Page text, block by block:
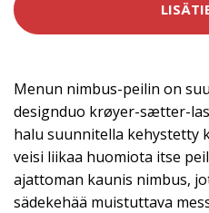
Menun nimbus-peilin on
designduo krøyer-sætter-
halu suunnitella kehystetty
veisi liikaa huomiota itse
ajattoman kaunis nimbus,
sädekehää muistuttava